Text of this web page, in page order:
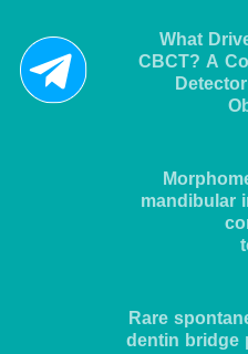
What
CBCT? A
mandibular
Rare
dentin bridge